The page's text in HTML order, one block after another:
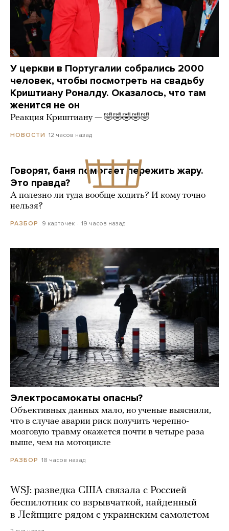
У церкви в Португалии собрались 2000
человек, чтобы посмотреть на свадьбу
Криштиану Роналду. Оказалось, что там
женится не он
Реакция Криштиану — 🤣🤣🤣🤣🤣
НОВОСТИ 12 часов назад
Говорят, баня помогает пережить жару.
Это правда?
А полезно ли туда вообще ходить? И кому точно
нельзя?
РАЗБОР 9 карточек 19 часов назад
Электросамокаты опасны?
Объективных данных мало, но ученые выяснили,
что в случае аварии риск получить черепно-
мозговую травму окажется почти в четыре раза
выше, чем на мотоцикле
РАЗБОР 18 часов назад
WSJ: разведка США связала с Россией
беспилотник со взрывчаткой, найденный
в Лейпциге рядом с украинским самолетом